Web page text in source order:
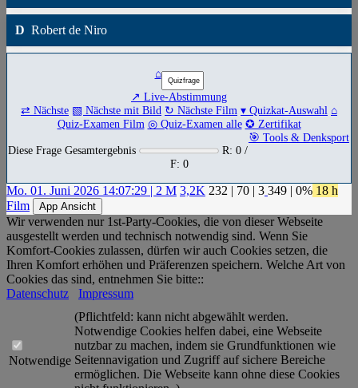
D Robert de Niro
⌂
↗ Live-Abstimmung
⇄ Nächste ▧ Nächste mit Bild ↻ Nächste Film ▾ Quizkat-Auswahl ⌂
Quiz-Examen Film ◎ Quiz-Examen alle ✪ Zertifikat
🎯 Tools & Denksport
Diese Frage Gesamtergebnis
R: 0 /
F: 0
Mo. 01. Juni 2026 14:07:29 | 2 M 3,2K 232 | 70 | 3 349 | 0% 18 h
Film
App Ansicht
Wir verwenden nur 1st-Party-Cookies, die von dieser Webseite
ausgestellt werden und technisch notwendig sind. Wenn Sie
Komfort-Cookies zulassen, dürfen wir auch Cookies setzen, die
Ihren Komfort erhöhen und Präferenzen speichern. Welche Art von
Cookies das sind, entnehmen Sie bitte::
Datenschutz
Impressum
Notwendige
(Pflichtfeld: kann nicht abgewählt werden.
Notwendige Cookies helfen dabei, eine Webseite
nutzbar zu machen, indem sie Grundfunktionen wie
Seitennavigation und Zugriff auf sichere Bereiche
ermöglichen. Die Webseite kann ohne diese Cookies